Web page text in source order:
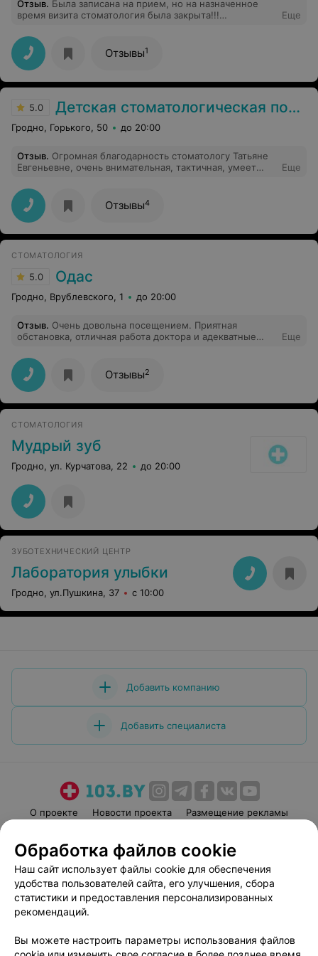
Отзыв. Была записана на прием, но на назначенное
время визита стоматология была закрыта!!!
не уведомил.Сервис на уровне поставленной оценки.
Еще
Отзывы1
5.0 Детская стоматологическая поликлиника
Гродно, Горького, 50 до 20:00
Отзыв. Огромная благодарность стоматологу Татьяне
Евгеньевне, очень внимательная, тактичная, умеет
Уже не в первый раз лечим зубы у неё и всегда очень
довольны. Побольше бы таких людей в медицине.
Профессионал своего дела
Еще
Отзывы4
СТОМАТОЛОГИЯ
5.0 Одас
Гродно, Врублевского, 1 до 20:00
Отзыв. Очень довольна посещением. Приятная
обстановка, отличная работа доктора и адекватные
Еще
Отзывы2
СТОМАТОЛОГИЯ
Мудрый зуб
Гродно, ул. Курчатова, 22 до 20:00
ЗУБОТЕХНИЧЕСКИЙ ЦЕНТР
Лаборатория улыбки
Гродно, ул.Пушкина, 37 с 10:00
Добавить компанию
Добавить специалиста
О проекте Новости проекта
Размещение рекламы
Пользовательское соглашение
Способы оплаты
Вакансии
Партнеры
Написать руководителю 103.by
Обработка персональных данных
Обработка файлов cookie
Наш сайт использует файлы cookie для обеспечения
удобства пользователей сайта, его улучшения, сбора
статистики и предоставления персонализированных
рекомендаций.
Вы можете настроить параметры использования файлов